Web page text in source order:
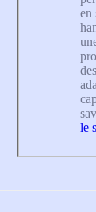
en
le